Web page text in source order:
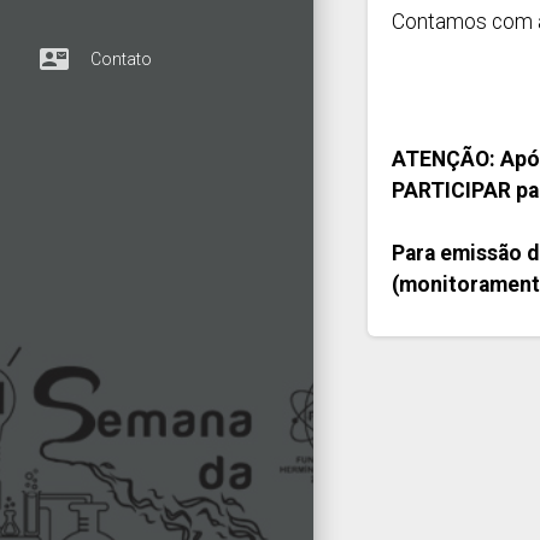
contact_mail Contato
Contamos com
ATENÇÃO:
PARTICIPAR
Para emissão